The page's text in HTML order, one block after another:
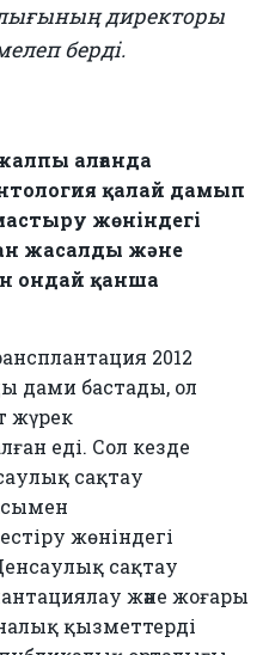
директоры
берді.
алғанда
қалай дамып
жөніндегі
жасалды және
ондай қанша
2012
дами бастады, ол
жүрек
еді. Сол кезде
сақтау
жөніндегі
сақтау
және жоғары
қызметтерді